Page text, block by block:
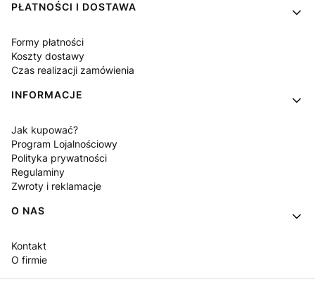
PŁATNOŚCI I DOSTAWA
Formy płatności
Koszty dostawy
Czas realizacji zamówienia
INFORMACJE
Jak kupować?
Program Lojalnościowy
Polityka prywatności
Regulaminy
Zwroty i reklamacje
O NAS
Kontakt
O firmie